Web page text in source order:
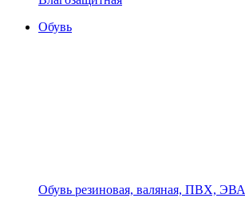
Обувь
Обувь резиновая, валяная, ПВХ, ЭВА